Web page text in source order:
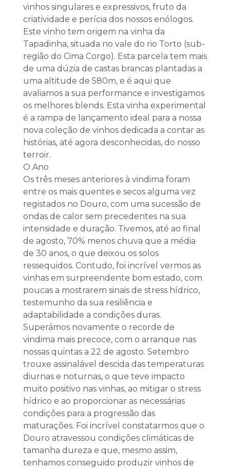
vinhos singulares e expressivos, fruto da
criatividade e perícia dos nossos enólogos.
Este vinho tem origem na vinha da
Tapadinha, situada no vale do rio Torto (sub-
região do Cima Corgo). Esta parcela tem mais
de uma dúzia de castas brancas plantadas a
uma altitude de 580m, e é aqui que
avaliamos a sua performance e investigamos
os melhores blends. Esta vinha experimental
é a rampa de lançamento ideal para a nossa
nova coleção de vinhos dedicada a contar as
histórias, até agora desconhecidas, do nosso
terroir.
O Ano
Os três meses anteriores à vindima foram
entre os mais quentes e secos alguma vez
registados no Douro, com uma sucessão de
ondas de calor sem precedentes na sua
intensidade e duração. Tivemos, até ao final
de agosto, 70% menos chuva que a média
de 30 anos, o que deixou os solos
ressequidos. Contudo, foi incrível vermos as
vinhas em surpreendente bom estado, com
poucas a mostrarem sinais de stress hídrico,
testemunho da sua resiliência e
adaptabilidade a condições duras.
Superámos novamente o recorde de
vindima mais precoce, com o arranque nas
nossas quintas a 22 de agosto. Setembro
trouxe assinalável descida das temperaturas
diurnas e noturnas, o que teve impacto
muito positivo nas vinhas, ao mitigar o stress
hídrico e ao proporcionar as necessárias
condições para a progressão das
maturações. Foi incrível constatarmos que o
Douro atravessou condições climáticas de
tamanha dureza e que, mesmo assim,
tenhamos conseguido produzir vinhos de